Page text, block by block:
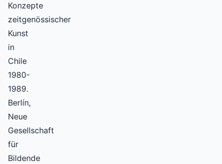
Konzepte
zeitgenössischer
Kunst
in
Chile
1980-
1989.
Berlín,
Neue
Gesellschaft
für
Bildende